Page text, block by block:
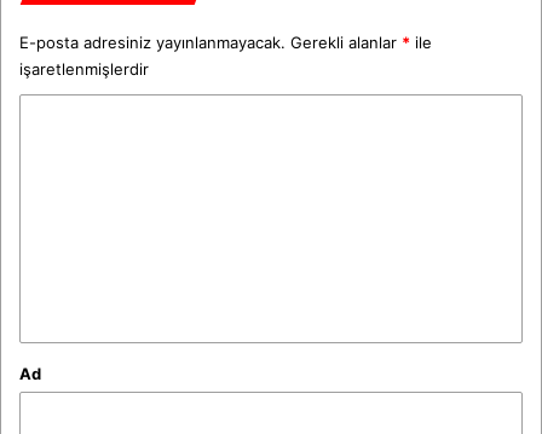
E-posta adresiniz yayınlanmayacak. Gerekli alanlar * ile
işaretlenmişlerdir
Ad